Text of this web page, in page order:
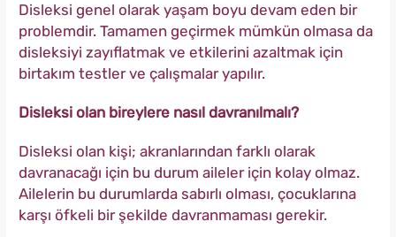
Disleksi genel olarak yaşam boyu devam eden bir
problemdir. Tamamen geçirmek mümkün olmasa da
disleksiyi zayıflatmak ve etkilerini azaltmak için
birtakım testler ve çalışmalar yapılır.
Disleksi olan bireylere nasıl davranılmalı?
Disleksi olan kişi; akranlarından farklı olarak
davranacağı için bu durum aileler için kolay olmaz.
Ailelerin bu durumlarda sabırlı olması, çocuklarına
karşı öfkeli bir şekilde davranmaması gerekir.